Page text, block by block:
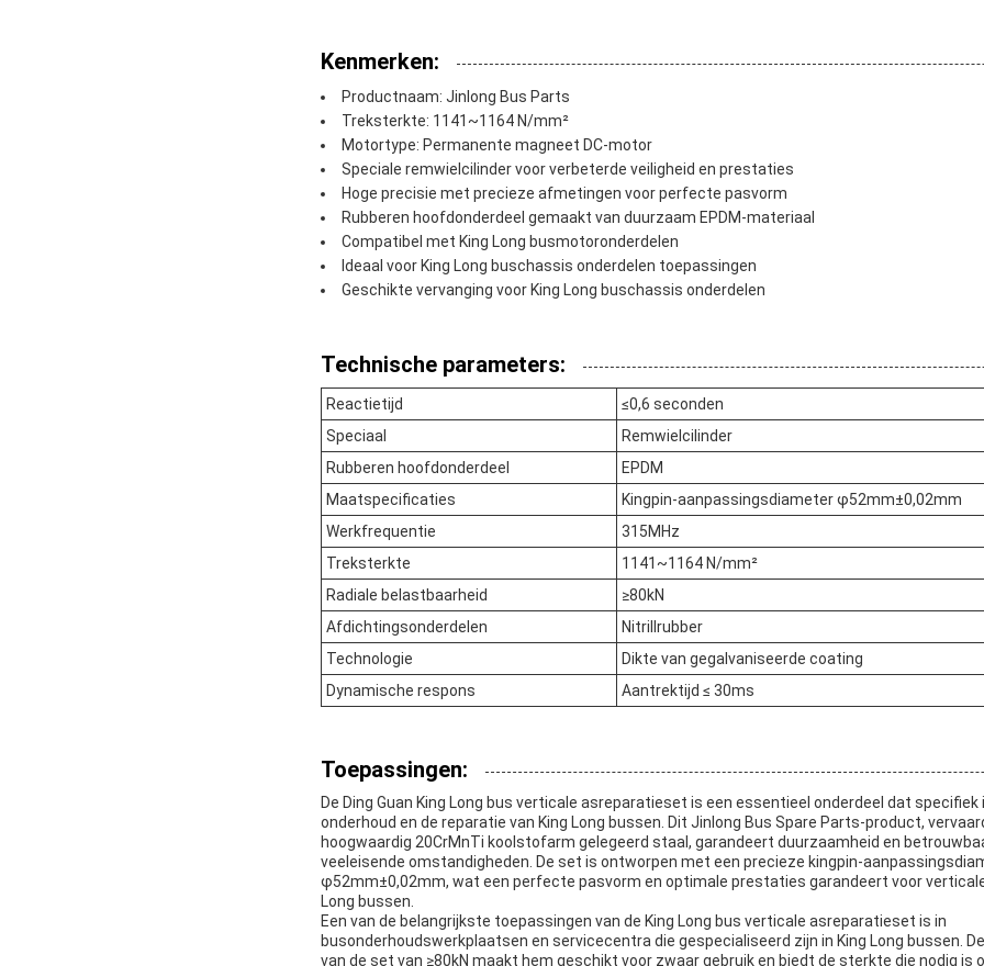
Kenmerken:
Productnaam: Jinlong Bus Parts
Treksterkte: 1141~1164 N/mm²
Motortype: Permanente magneet DC-motor
Speciale remwielcilinder voor verbeterde veiligheid en prestaties
Hoge precisie met precieze afmetingen voor perfecte pasvorm
Rubberen hoofdonderdeel gemaakt van duurzaam EPDM-materiaal
Compatibel met King Long busmotoronderdelen
Ideaal voor King Long buschassis onderdelen toepassingen
Geschikte vervanging voor King Long buschassis onderdelen
Technische parameters:
Reactietijd
≤0,6 seconden
Speciaal
Remwielcilinder
Rubberen hoofdonderdeel
EPDM
Maatspecificaties
Kingpin-aanpassingsdiameter φ52mm±0,02mm
Werkfrequentie
315MHz
Treksterkte
1141~1164 N/mm²
Radiale belastbaarheid
≥80kN
Afdichtingsonderdelen
Nitrillrubber
Technologie
Dikte van gegalvaniseerde coating
Dynamische respons
Aantrektijd ≤ 30ms
Toepassingen:
De Ding Guan King Long bus verticale asreparatieset is een essentieel onderdeel dat
onderhoud en de reparatie van King Long bussen. Dit Jinlong Bus Spare Parts-product,
hoogwaardig 20CrMnTi koolstofarm gelegeerd staal, garandeert duurzaamheid en
veeleisende omstandigheden. De set is ontworpen met een precieze kingpin-
φ52mm±0,02mm, wat een perfecte pasvorm en optimale prestaties garandeert voor
Long bussen.
Een van de belangrijkste toepassingen van de King Long bus verticale asreparatieset is in
busonderhoudswerkplaatsen en servicecentra die gespecialiseerd zijn in King Long bussen.
van de set van ≥80kN maakt hem geschikt voor zwaar gebruik en biedt de sterkte die nodig is